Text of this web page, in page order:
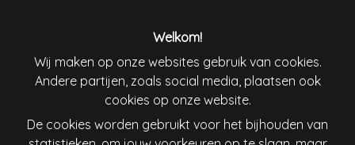
Ireland Italiana
Lietuva Magyarország
Welkom!
Wij maken op onze websites gebruik van cookies.
Andere partijen, zoals social media, plaatsen ook
cookies op onze website.
De cookies worden gebruikt voor het bijhouden van